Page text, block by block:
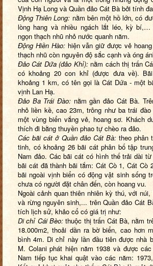
Vịnh Hạ Long và Quần đảo Cát Bà bởi tính
Động Thiên Long: nằm bên một hồ lớn, có
lòng hang và nhiều ngách lắt léo, kỳ
ngọn thạch nhũ nhỏ nước quanh năm.
Động Hiền Hào:hiện vẫn giữ được vẻ
thạch nhũ còn nguyên độ sắc cạnh và óng
Đảo Cát Dứa (đảo Khỉ):nằm cách thị trấn
có khoảng 20 con khỉ (được đưa về).
khoảng 1 km, có tên gọi là Cát Dứa - một
vịnh Lan Hạ.
Đảo Ba Trái Đào: nằm gần đảo Cát Bà.
nhỏ liền kề, cao 23m, trông như ba trái
một vùng biển vắng vẻ, hoang sơ. Khách
thích đi bằng thuyền phao tự chèo ra đảo.
Các bãi cát ở Quần đảo Cát Bà: theo phân
tinh, có khoảng 26 bãi cát phân bố tập
Nam đảo. Các bãi cát có hình thế trải dài
bãi cát đã thành bãi tắm: Cát Cò 1, Cát Cò
bãi ngoài vịnh biển có động vật sinh sống
chưa có người đặt chân đến, còn hoang vu.
Ngoài cảnh quan thiên nhiên kỳ thú, với
và rừng nguyên sinh,... trên Quần đảo Cát
tích lịch sử, khảo cổ có giá trị như:
Di chỉ Cái Bèo: thuộc thị trấn Cát Bà, nằm
18.000m2, thoải dần ra bờ biển, cao hơn
bình 4m. Di chỉ này lần đầu tiên được nhà
M. Colani phát hiện năm 1938 và được
Nam tiếp tục khai quật vào các năm: